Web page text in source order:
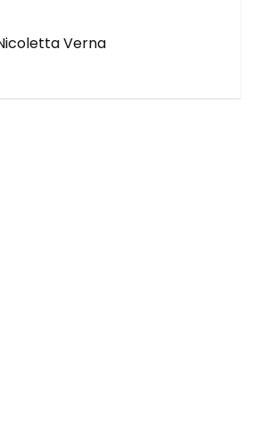
Verna